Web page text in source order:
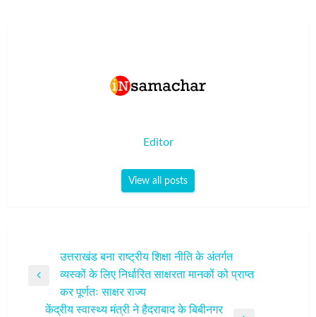
Editor
View all posts
नेविगेशन
उत्तराखंड बना राष्ट्रीय शिक्षा नीति के अंतर्गत
व्‍यस्‍कों के लिए निर्धारित साक्षरता मानकों को प्राप्त
कर पूर्णतः साक्षर राज्य
केंद्रीय स्वास्थ्य मंत्री ने हैदराबाद के बिबीनगर